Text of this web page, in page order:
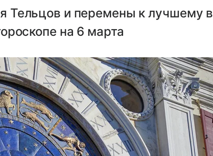
Тельцов и перемены к лучшему в
на 6 марта